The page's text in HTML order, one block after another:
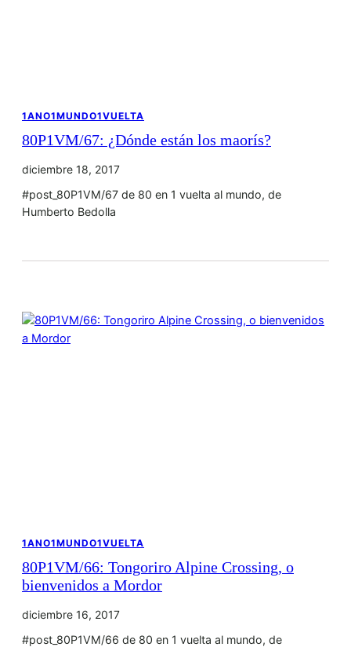
1ANO1MUNDO1VUELTA
80P1VM/67: ¿Dónde están los maorís?
diciembre 18, 2017
#post_80P1VM/67 de 80 en 1 vuelta al mundo, de
Humberto Bedolla
1ANO1MUNDO1VUELTA
80P1VM/66: Tongoriro Alpine Crossing, o
bienvenidos a Mordor
diciembre 16, 2017
#post_80P1VM/66 de 80 en 1 vuelta al mundo, de